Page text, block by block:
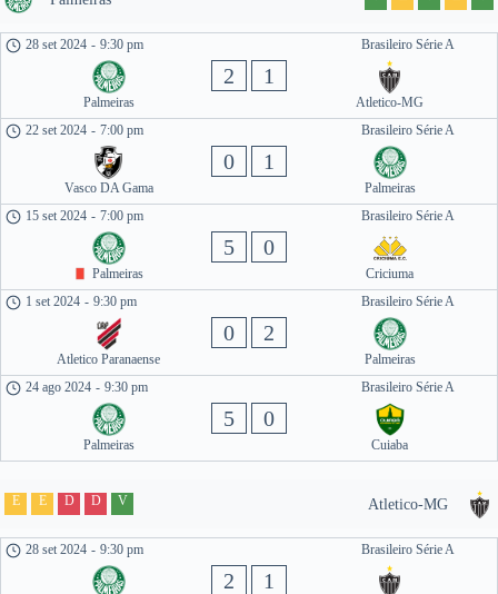
Brasileiro Série A
28 set 2024 - 9:30 pm
Palmeiras
2 1
Atletico-MG
Brasileiro Série A
22 set 2024 - 7:00 pm
Vasco DA Gama
0 1
Palmeiras
Brasileiro Série A
15 set 2024 - 7:00 pm
Palmeiras
5 0
Criciuma
Brasileiro Série A
1 set 2024 - 9:30 pm
Atletico Paranaense
0 2
Palmeiras
Brasileiro Série A
24 ago 2024 - 9:30 pm
Palmeiras
5 0
Cuiaba
Atletico-MG
E E D D V
Brasileiro Série A
28 set 2024 - 9:30 pm
2 1